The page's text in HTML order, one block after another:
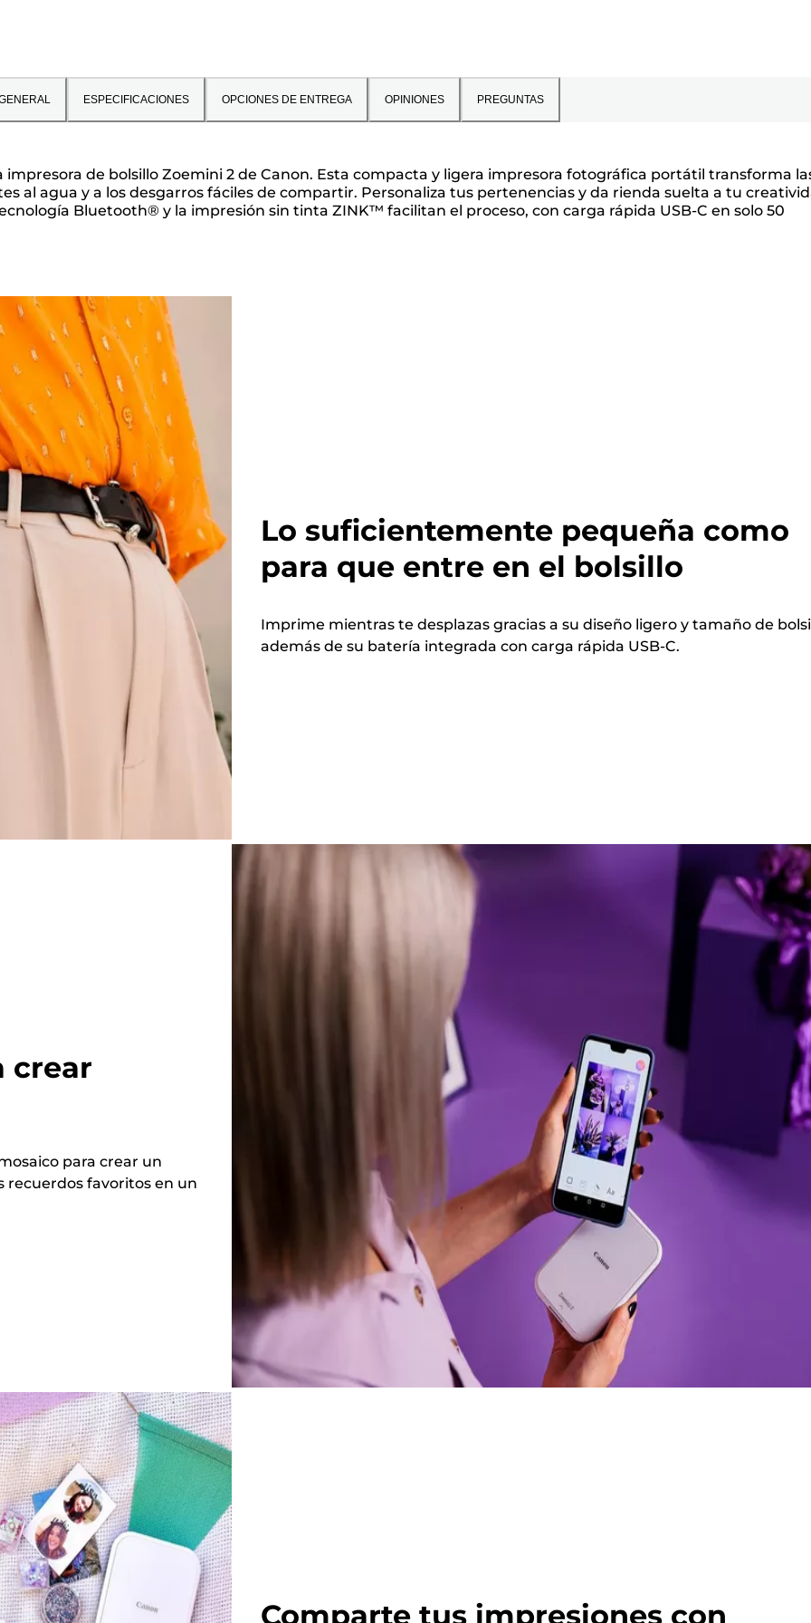
ESPECIFICACIONES OPCIONES DE ENTREGA OPINIONES PREGUNTAS
de bolsillo Zoemini 2 de Canon. Esta compacta y ligera impresora fotográfica portátil transforma
al agua y a los desgarros fáciles de compartir. Personaliza tus pertenencias y da rienda suelta a tu
Bluetooth® y la impresión sin tinta ZINK™ facilitan el proceso, con carga rápida USB-C en solo 50
Lo suficientemente pequeña como
para que entre en el bolsillo
Imprime mientras te desplazas gracias a su diseño ligero y tamaño de
además de su batería integrada con carga rápida USB-C.
crear
para crear un
recuerdos favoritos en un
Comparte tus impresiones con